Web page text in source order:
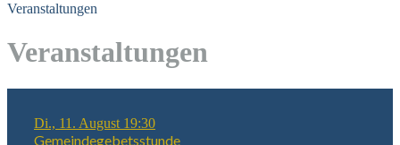
Veranstaltungen
Veranstaltungen
Di., 11. August 19:30
Gemeindegebetsstunde